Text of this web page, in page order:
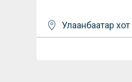
Улаанбаатар хот